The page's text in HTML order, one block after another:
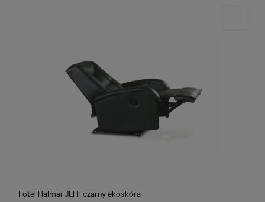
Fotel Halmar JEFF czarny ekoskóra